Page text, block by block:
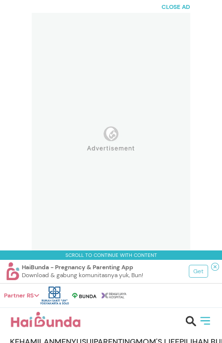
CLOSE AD
SCROLL TO CONTINUE WITH CONTENT
HaiBunda - Pregnancy & Parenting App
Download & gabung komunitasnya yuk, Bun!
Get
Partner RS